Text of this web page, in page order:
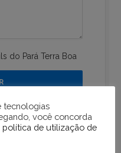
do Pará Terra Boa
tecnologias
você concorda
política de utilização de